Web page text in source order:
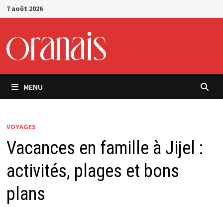
Passer
au
7 août 2026
MENU
VOYAGES
Vacances en famille à Jijel :
activités, plages et bons
plans